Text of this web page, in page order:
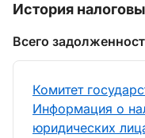
История
Всего
Комитет
Информация о
юридических